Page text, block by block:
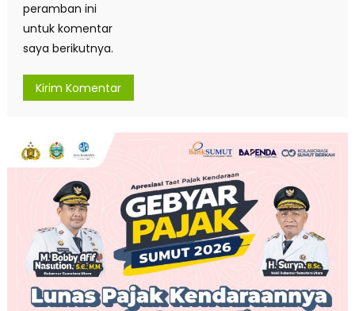
peramban ini
untuk komentar
saya berikutnya.